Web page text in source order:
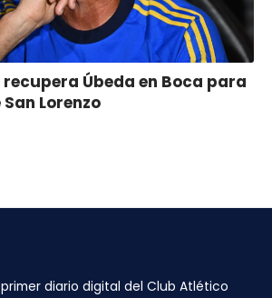
Úbeda en Boca para
Lorenzo
diario digital del Club Atlético